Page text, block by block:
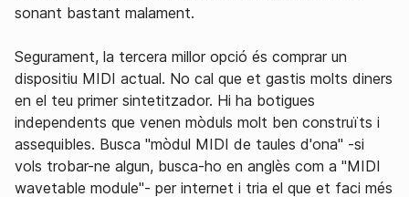
sonant bastant malament.
Segurament, la tercera millor opció és comprar un
dispositiu MIDI actual. No cal que et gastis molts diners
en el teu primer sintetitzador. Hi ha botigues
independents que venen mòduls molt ben construïts i
assequibles. Busca "mòdul MIDI de taules d'ona" -si
vols trobar-ne algun, busca-ho en anglès com a "MIDI
wavetable module"- per internet i tria el que et faci més